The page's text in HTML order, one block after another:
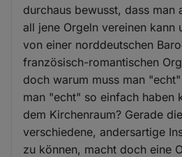
durchaus bewusst, dass man
all jene Orgeln vereinen kann
von einer norddeutschen
französisch-romantischen
doch warum muss man
man "echt" so einfach haben
dem Kirchenraum? Gerade
verschiedene, andersartige
zu können, macht doch eine